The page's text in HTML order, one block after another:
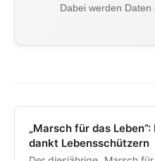
Dabei werden Daten
„Marsch für das Leben”:
dankt Lebensschützern